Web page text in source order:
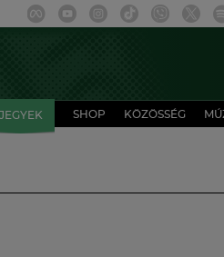
JEGYEK SHOP KÖZÖSSÉG